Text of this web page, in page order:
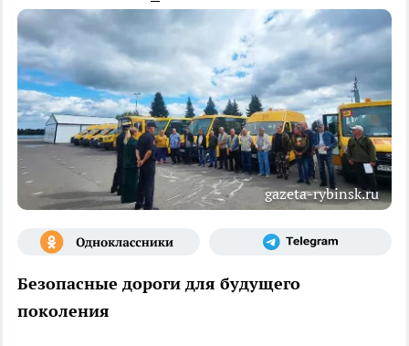
gazeta-rybinsk.ru
Безопасные дороги для будущего
поколения